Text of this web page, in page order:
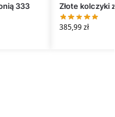
333 Złote kolczyki
385,99zł